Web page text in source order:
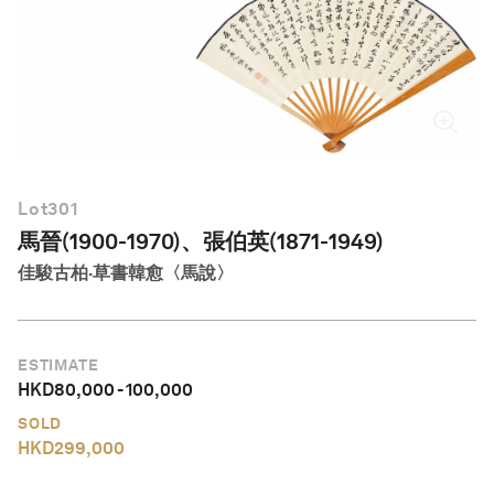
Lot301
馬晉(1900-1970)、張伯英(1871-1949)
佳駿古柏·草書韓愈〈馬說〉
ESTIMATE
HKD80,000-100,000
SOLD
HKD299,000